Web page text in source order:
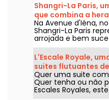
Shangri-La Paris,
que combina a
asiático na Avenue
Na Avenue d'Iéna,
Shangri-La Paris
arrojada e bem
do Príncipe Roland
classificado como
um palácio distinto.
L'Escale Royale,
suites flutuantes
Jouarre (77)
Quer uma suite
Quer tenha ou não
Escales Royales,
sobre a água,